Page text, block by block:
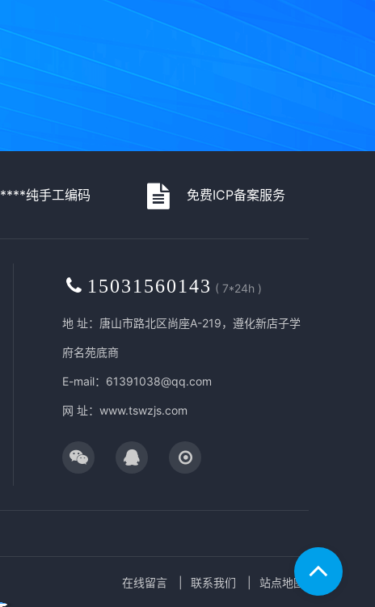
****纯手工编码 免费ICP备案服务
15031560143 ( 7*24h )
地 址：唐山市路北区尚座A-219，遵化新店子学
府名苑底商
E-mail：61391038@qq.com
网 址：www.tswzjs.com
在线留言 联系我们 站点地图